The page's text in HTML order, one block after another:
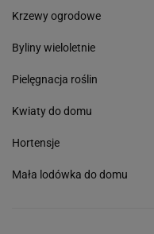
Krzewy ogrodowe
Byliny wieloletnie
Pielęgnacja roślin
Kwiaty do domu
Hortensje
Mała lodówka do domu